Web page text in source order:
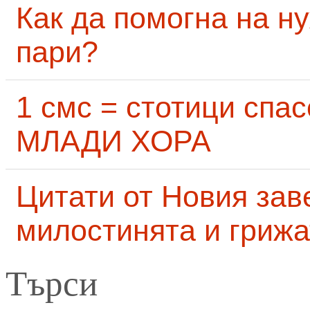
Как да помогна на
пари?
1 смс = стотици
МЛАДИ ХОРА
Цитати от Новия
милостинята и
Търси